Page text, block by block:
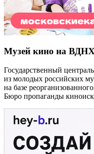
Музей кино на
Государственный
из молодых российских
на базе
Бюро пропаганды